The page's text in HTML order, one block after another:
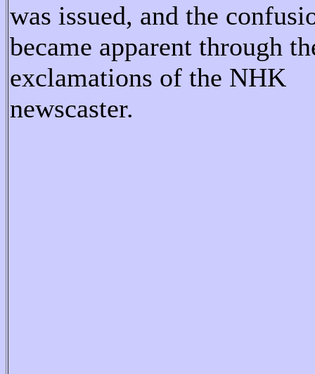
was issued, and the
became apparent through
exclamations of the NHK
newscaster.